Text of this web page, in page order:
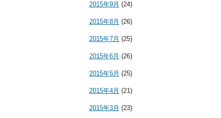
2015年9月 (24)
2015年8月 (26)
2015年7月 (25)
2015年6月 (26)
2015年5月 (25)
2015年4月 (21)
2015年3月 (23)